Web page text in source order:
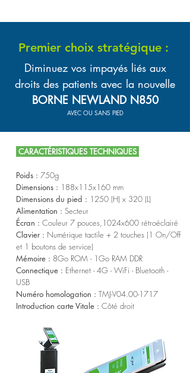
Premier choix stratégique :
Diminuez vos impayés liés aux
droits des patients avec la nouvelle
BORNE NEWLAND N850
AVEC OU SANS PIED
CARACTÉRISTIQUES TECHNIQUES
Poids : 750g
Dimensions : 188x115x160 mm
Dimensions du pied : 1250 (H) x 320 (L)
Alimentation : Secteur
Écran : Couleur 7 pouces,1024x600 rétroéclairé
Clavier : Numérique tactile + 2 touches (1 On/Off
et 1 boutons de service)
Mémoire : 8Go ROM - 1Go RAM DDR
Connectique : Ethernet - 4G - WiFi - Bluetooth -
USB
Numéro homologation : TMJ-V04.00-1717
Introduction carte Vitale : Côté droit